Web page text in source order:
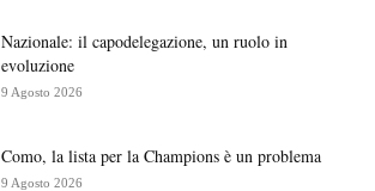
Nazionale: il capodelegazione, un ruolo in
evoluzione
9 Agosto 2026
Como, la lista per la Champions è un problema
9 Agosto 2026